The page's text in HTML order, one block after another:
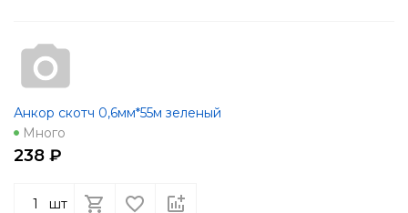
Анкор скотч 0,6мм*55м зеленый
Много
238 ₽
шт